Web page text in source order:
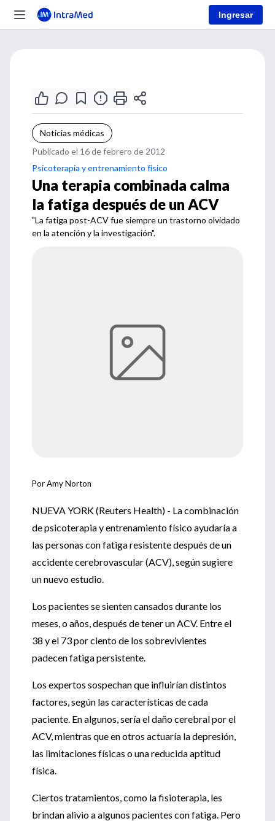
Ingresar
Noticias médicas
Publicado el 16 de febrero de 2012
Psicoterapia y entrenamiento físico
Una terapia combinada calma
la fatiga después de un ACV
"La fatiga post-ACV fue siempre un trastorno olvidado
en la atención y la investigación".
Por Amy Norton
NUEVA YORK (Reuters Health) - La combinación
de psicoterapia y entrenamiento físico ayudaría a
las personas con fatiga resistente después de un
accidente cerebrovascular (ACV), según sugiere
un nuevo estudio.
Los pacientes se sienten cansados durante los
meses, o años, después de tener un ACV. Entre el
38 y el 73 por ciento de los sobrevivientes
padecen fatiga persistente.
Los expertos sospechan que influirían distintos
factores, según las características de cada
paciente. En algunos, sería el daño cerebral por el
ACV, mientras que en otros actuaría la depresión,
las limitaciones físicas o una reducida aptitud
física.
Ciertos tratamientos, como la fisioterapia, les
brindan alivio a algunos pacientes con fatiga. Pero